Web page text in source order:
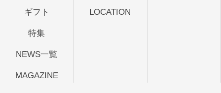
ギフト
特集
NEWS一覧
MAGAZINE
LOCATION